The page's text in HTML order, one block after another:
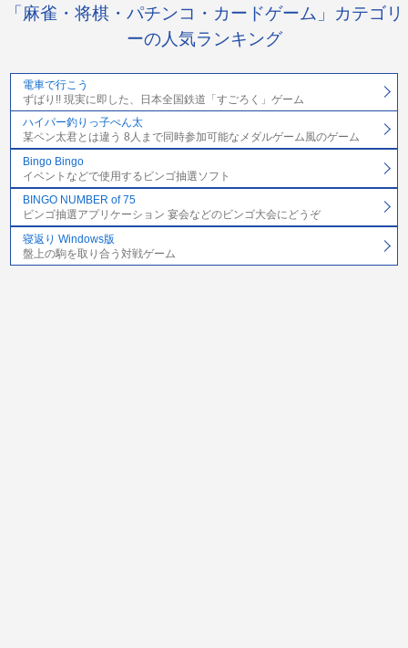
「麻雀・将棋・パチンコ・カードゲーム」カテゴリ
ーの人気ランキング
電車で行こう
ずばり!! 現実に即した、日本全国鉄道「すごろく」ゲーム
ハイパー釣りっ子ぺん太
某ペン太君とは違う 8人まで同時参加可能なメダルゲーム風のゲーム
Bingo Bingo
イベントなどで使用するビンゴ抽選ソフト
BINGO NUMBER of 75
ビンゴ抽選アプリケーション 宴会などのビンゴ大会にどうぞ
寝返り Windows版
盤上の駒を取り合う対戦ゲーム